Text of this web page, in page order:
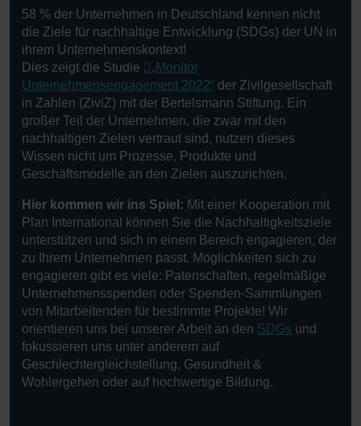
58 % der Unternehmen in Deutschland kennen nicht
die Ziele für nachhaltige Entwicklung (SDGs) der UN in
ihrem Unternehmenskontext!
Dies zeigt die Studie
„Monitor
Unternehmensengagement 2022“ der Zivilgesellschaft
in Zahlen (ZiviZ) mit der Bertelsmann Stiftung. Ein
großer Teil der Unternehmen, die zwar mit den
nachhaltigen Zielen vertraut sind, nutzen dieses
Wissen nicht um Prozesse, Produkte und
Geschäftsmodelle an den Zielen auszurichten.
Hier kommen wir ins Spiel: Mit einer Kooperation mit
Plan International können Sie die Nachhaltigkeitsziele
unterstützen und sich in einem Bereich engagieren, der
zu Ihrem Unternehmen passt. Möglichkeiten sich zu
engagieren gibt es viele: Patenschaften, regelmäßige
Unternehmensspenden oder Spenden-Sammlungen
von Mitarbeitenden für bestimmte Projekte! Wir
orientieren uns bei unserer Arbeit an den SDGs und
fokussieren uns unter anderem auf
Geschlechtergleichstellung, Gesundheit &
Wohlergehen oder auf hochwertige Bildung.